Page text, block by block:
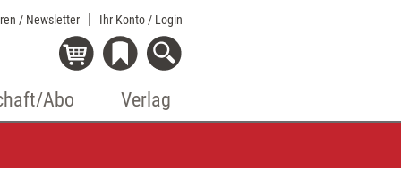
/ Newsletter Ihr Konto / Login
Abo Verlag